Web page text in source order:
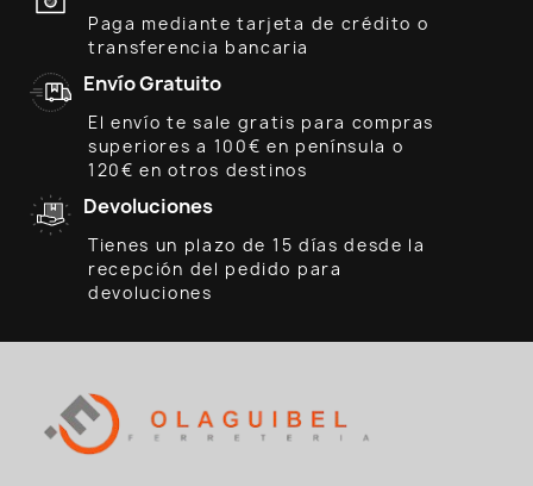
Paga mediante tarjeta de crédito o
transferencia bancaria
Envío Gratuito
El envío te sale gratis para compras
superiores a 100€ en península o
120€ en otros destinos
Devoluciones
Tienes un plazo de 15 días desde la
recepción del pedido para
devoluciones